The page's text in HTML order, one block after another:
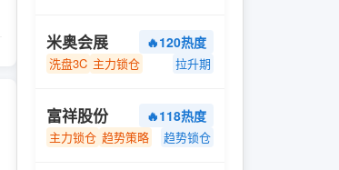
米奥会展 🔥120热度
洗盘3C 主力锁仓 拉升期
富祥股份 🔥118热度
主力锁仓 趋势策略 趋势锁仓